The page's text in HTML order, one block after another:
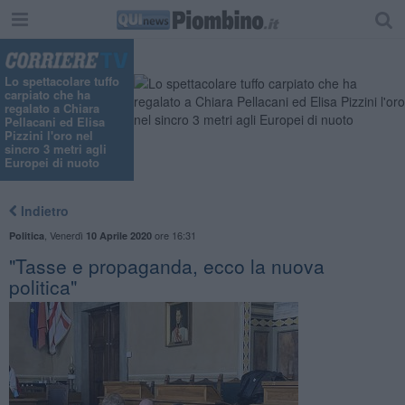
Lo spettacolare tuffo
carpiato che ha
regalato a Chiara
Pellacani ed Elisa
Pizzini l'oro nel
sincro 3 metri agli
Europei di nuoto
Indietro
Politica Venerdì 10 Aprile 2020ore 16:31
"Tasse e propaganda, ecco la nuova
politica"